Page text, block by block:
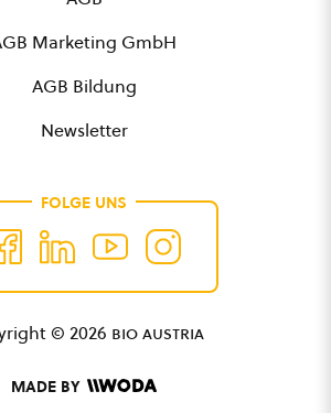
Marketing GmbH
AGB Bildung
Newsletter
FOLGE UNS
© 2026 bio austria
MADE BY